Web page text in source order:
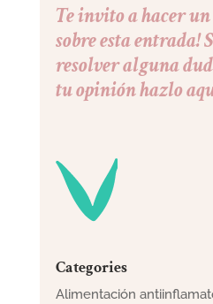
Te invito a hacer
sobre esta entrada!
resolver alguna
tu opinión hazlo
Categories
Alimentación